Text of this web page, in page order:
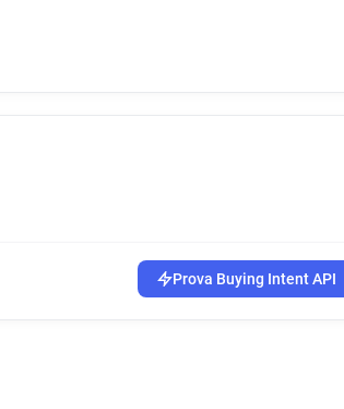
Prova Buying Intent API